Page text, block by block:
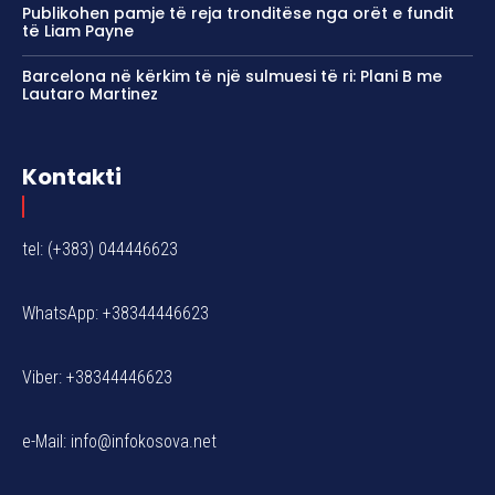
Publikohen pamje të reja tronditëse nga orët e fundit
të Liam Payne
Barcelona në kërkim të një sulmuesi të ri: Plani B me
Lautaro Martinez
Kontakti
tel: (+383) 044446623
WhatsApp: +38344446623
Viber: +38344446623
e-Mail: info@infokosova.net